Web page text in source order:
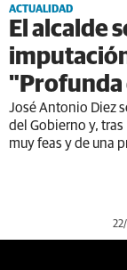
ACTUALIDAD
El alcalde
"Profunda
José Antonio Diez
del Gobierno y,
muy feas y de una